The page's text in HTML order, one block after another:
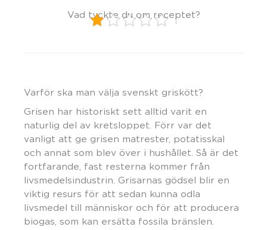
Vad tyckte du om receptet?
1
Varför ska man välja svenskt griskött?
Grisen har historiskt sett alltid varit en
naturlig del av kretsloppet. Förr var det
vanligt att ge grisen matrester, potatisskal
och annat som blev över i hushållet. Så är det
fortfarande, fast resterna kommer från
livsmedelsindustrin. Grisarnas gödsel blir en
viktig resurs för att sedan kunna odla
livsmedel till människor och för att producera
biogas, som kan ersätta fossila bränslen.